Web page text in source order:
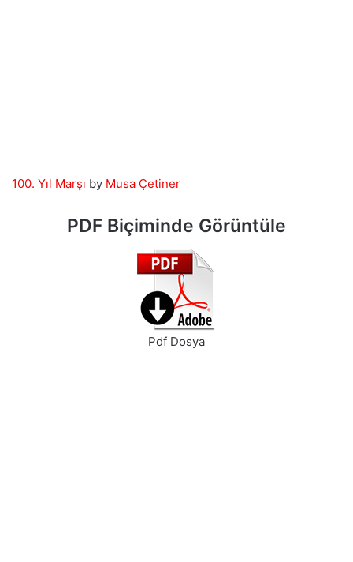
100. Yıl Marşı by Musa Çetiner
PDF Biçiminde Görüntüle
Pdf Dosya